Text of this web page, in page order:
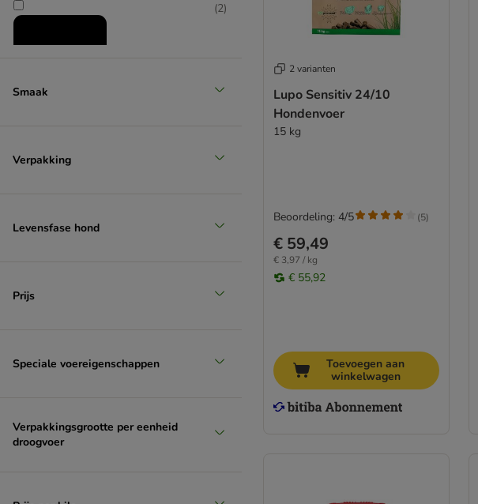
(2)
Smaak
Verpakking
Levensfase hond
Prijs
Speciale voereigenschappen
Verpakkingsgrootte per eenheid
droogvoer
2 varianten
Lupo Sensitiv 24/10
Hondenvoer
15 kg
€ 59,49
€ 3,97 / kg
€ 55,92
Beoordeling: 4/5 (5)
Toevoegen aan
winkelwagen